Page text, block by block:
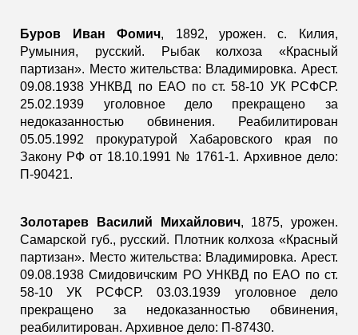
Буров Иван Фомич, 1892, урожен. с. Килия,
Румыния, русский. Рыбак колхоза «Красный
партизан». Место жительства: Владимировка. Арест.
09.08.1938 УНКВД по ЕАО по ст. 58-10 УК РСФСР.
25.02.1939 уголовное дело прекращено за
недоказанностью обвинения. Реабилитирован
05.05.1992 прокуратурой Хабаровского края по
Закону РФ от 18.10.1991 № 1761-1. Архивное дело:
П-90421.
Золотарев Василий Михайлович, 1875, урожен.
Самарской губ., русский. Плотник колхоза «Красный
партизан». Место жительства: Владимировка. Арест.
09.08.1938 Смидовичским РО УНКВД по ЕАО по ст.
58-10 УК РСФСР. 03.03.1939 уголовное дело
прекращено за недоказанностью обвинения,
реабилитирован. Архивное дело: П-87430.